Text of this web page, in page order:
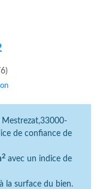
Mestrezat,33000-
de confiance de
2 avec un indice de
la surface du bien.